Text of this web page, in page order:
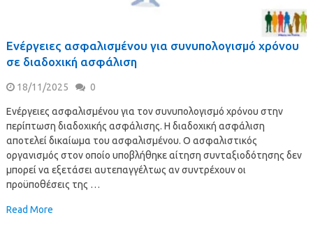
Ενέργειες ασφαλισμένου για συνυπολογισμό χρόνου
σε διαδοχική ασφάλιση
18/11/2025 0
Ενέργειες ασφαλισμένου για τον συνυπολογισμό χρόνου στην
περίπτωση διαδοχικής ασφάλισης. Η διαδοχική ασφάλιση
αποτελεί δικαίωμα του ασφαλισμένου. Ο ασφαλιστικός
οργανισμός στον οποίο υποβλήθηκε αίτηση συνταξιοδότησης δεν
μπορεί να εξετάσει αυτεπαγγέλτως αν συντρέχουν οι
προϋποθέσεις της …
Read More